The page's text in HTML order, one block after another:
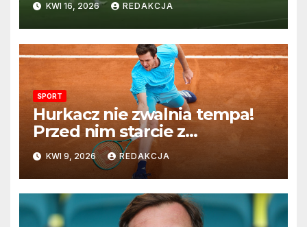
KWI 16, 2026 REDAKCJA
SPORT
Hurkacz nie zwalnia tempa!
Przed nim starcie z
Vacherotem w trzeciej
rundzie Monte Carlo
KWI 9, 2026 REDAKCJA